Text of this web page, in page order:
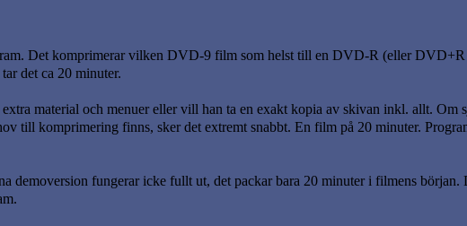
Det komprimerar vilken DVD-9 film som helst till en DVD-R (eller
det ca 20 minuter.
material och menuer eller vill han ta en exakt kopia av skivan inkl. allt. Om
till komprimering finns, sker det extremt snabbt. En film på 20 minuter.
demoversion fungerar icke fullt ut, det packar bara 20 minuter i filmens början.